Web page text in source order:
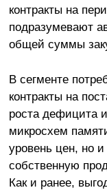
контракты на
подразумевают
общей суммы
В сегменте
контракты на
роста дефицита
микросхем
уровень цен, но
собственную
Как и ранее,